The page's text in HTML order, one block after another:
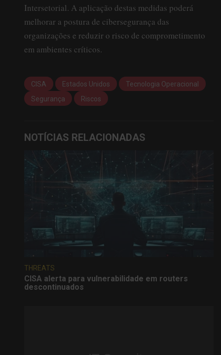
Intersetorial. A aplicação destas medidas poderá
melhorar a postura de cibersegurança das
organizações e reduzir o risco de comprometimento
em ambientes críticos.
CISA Estados Unidos
Tecnologia Operacional
Segurança
Riscos
NOTÍCIAS RELACIONADAS
THREATS
CISA alerta para vulnerabilidade em routers
descontinuados